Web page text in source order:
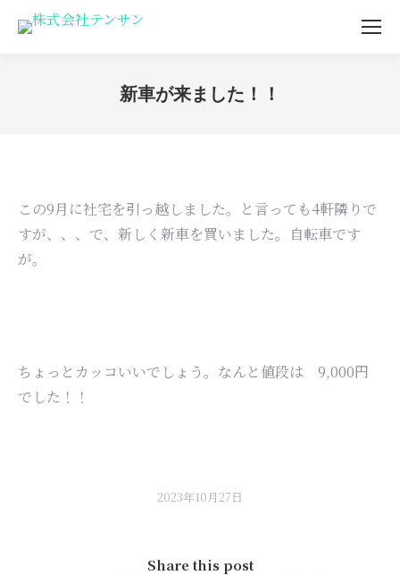
新車が来ました！！
この9月に社宅を引っ越しました。と言っても4軒隣りで
すが、、、で、新しく新車を買いました。自転車です
が。
ちょっとカッコいいでしょう。なんと値段は 9,000円
でした！！
2023年10月27日
Share this post